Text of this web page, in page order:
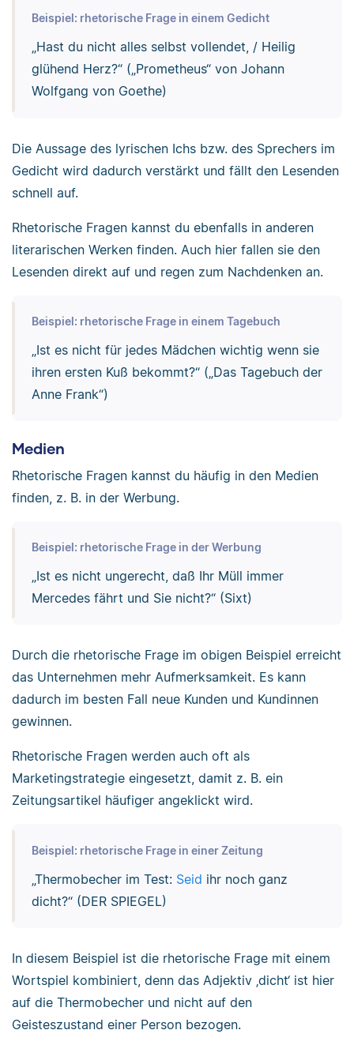
Beispiel: rhetorische Frage in einem Gedicht
„Hast du nicht alles selbst vollendet, / Heilig
glühend Herz?“ („Prometheus“ von Johann
Wolfgang von Goethe)
Die Aussage des lyrischen Ichs bzw. des Sprechers im
Gedicht wird dadurch verstärkt und fällt den Lesenden
schnell auf.
Rhetorische Fragen kannst du ebenfalls in anderen
literarischen Werken finden. Auch hier fallen sie den
Lesenden direkt auf und regen zum Nachdenken an.
Beispiel: rhetorische Frage in einem Tagebuch
„Ist es nicht für jedes Mädchen wichtig wenn sie
ihren ersten Kuß bekommt?“ („Das Tagebuch der
Anne Frank“)
Medien
Rhetorische Fragen kannst du häufig in den Medien
finden, z. B. in der Werbung.
Beispiel: rhetorische Frage in der Werbung
„Ist es nicht ungerecht, daß Ihr Müll immer
Mercedes fährt und Sie nicht?“ (Sixt)
Durch die rhetorische Frage im obigen Beispiel erreicht
das Unternehmen mehr Aufmerksamkeit. Es kann
dadurch im besten Fall neue Kunden und Kundinnen
gewinnen.
Rhetorische Fragen werden auch oft als
Marketingstrategie eingesetzt, damit z. B. ein
Zeitungsartikel häufiger angeklickt wird.
Beispiel: rhetorische Frage in einer Zeitung
„Thermobecher im Test: Seid ihr noch ganz
dicht?“ (DER SPIEGEL)
In diesem Beispiel ist die rhetorische Frage mit einem
Wortspiel kombiniert, denn das Adjektiv ‚dicht‘ ist hier
auf die Thermobecher und nicht auf den
Geisteszustand einer Person bezogen.